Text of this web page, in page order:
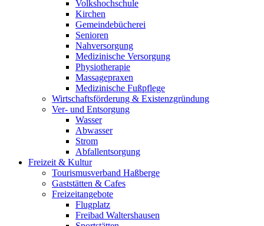
Volkshochschule
Kirchen
Gemeindebücherei
Senioren
Nahversorgung
Medizinische Versorgung
Physiotherapie
Massagepraxen
Medizinische Fußpflege
Wirtschaftsförderung & Existenzgründung
Ver- und Entsorgung
Wasser
Abwasser
Strom
Abfallentsorgung
Freizeit & Kultur
Tourismusverband Haßberge
Gaststätten & Cafes
Freizeitangebote
Flugplatz
Freibad Waltershausen